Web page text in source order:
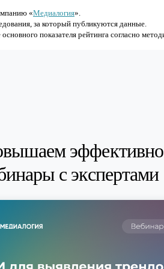
«Медиалогия».
за который публикуются данные.
показателя рейтинга согласно
с экспертами